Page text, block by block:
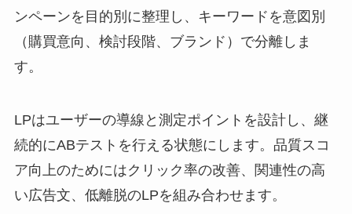
ンペーンを目的別に整理し、キーワードを意図別
（購買意向、検討段階、ブランド）で分離しま
す。
LPはユーザーの導線と測定ポイントを設計し、継
続的にABテストを行える状態にします。品質スコ
ア向上のためにはクリック率の改善、関連性の高
い広告文、低離脱のLPを組み合わせます。